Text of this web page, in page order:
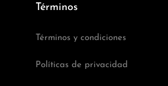
Términos
Términos y condiciones
Políticas de privacidad